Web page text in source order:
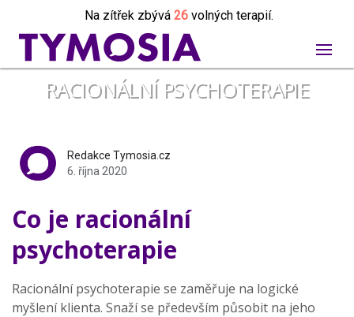
Na zítřek zbývá 26volných terapií.
RACIONÁLNÍ PSYCHOTERAPIE
Redakce Tymosia.cz
6. října 2020
Co je racionální
psychoterapie
Racionální psychoterapie se zaměřuje na logické
myšlení klienta. Snaží se především působit na jeho